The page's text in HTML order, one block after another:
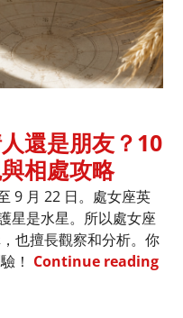
還是朋友？10
相處攻略
9 月 22 日。處女座英
星是水星。所以處女座
也擅長觀察和分析。你
！ Continue reading你